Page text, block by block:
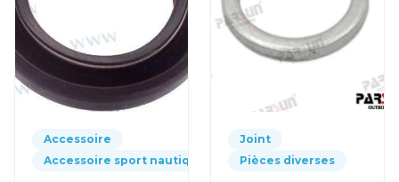
Accessoire
Accessoire sport nautique
Joint
Pièces diverses